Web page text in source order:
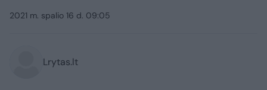
2021 m. spalio 16 d. 09:05
Lrytas.lt